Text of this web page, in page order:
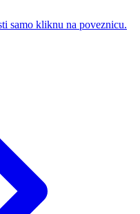
samo kliknu na poveznicu.